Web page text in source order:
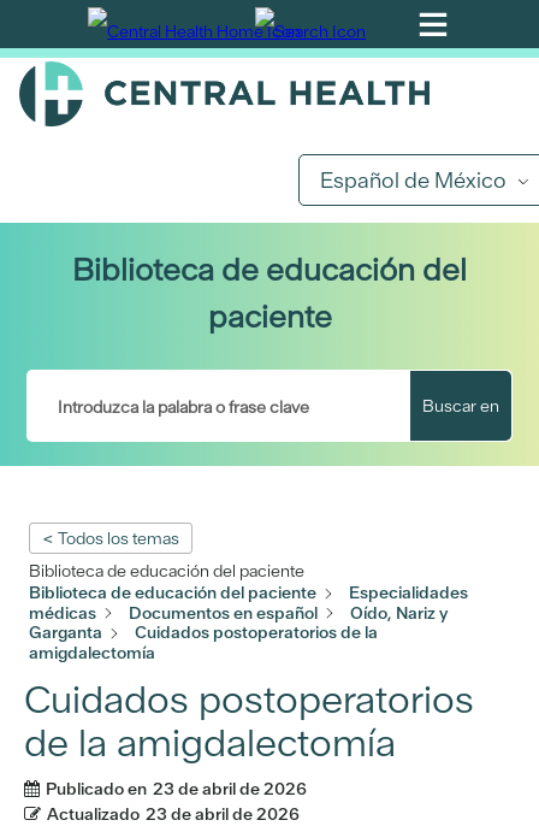
Ir
al
contenido
Español de México
Biblioteca de educación del
paciente
Buscar en
< Todos los temas
Biblioteca de educación del paciente
Biblioteca de educación del paciente
Especialidades
médicas
Documentos en español
Oído, Nariz y
Garganta
Cuidados postoperatorios de la
amigdalectomía
Cuidados postoperatorios
de la amigdalectomía
Publicado en 23 de abril de 2026
Actualizado 23 de abril de 2026